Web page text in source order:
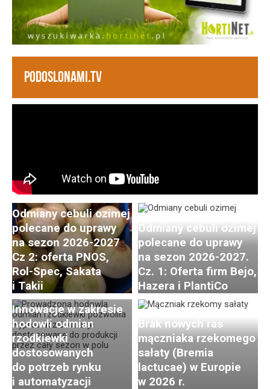
PODOSLONAMI.TV
Odmiany cebuli ozimej
polecane do uprawy
na sezon 2026-2027
Cz 2: oferta PNOS,
Rol-Spec, Sakata
i Takii
Odmiany cebuli ozimej
polecane do uprawy
na sezon 2026-2027.
Cz. 1: Oferta firm Bejo,
Hazera i PlantiCo
Postępy i trendy
w hodowli i uprawie
rzodkiewki. Cz. 2:
Innowacje w zakresie
hodowli odmian
rzodkiewki
dostosowanych
do potrzeb rynku
i automatyzacji
Brak nowych ras
mączniaka rzekomego
sałaty (Bremia
lactucae) w Europie
w 2026 r.